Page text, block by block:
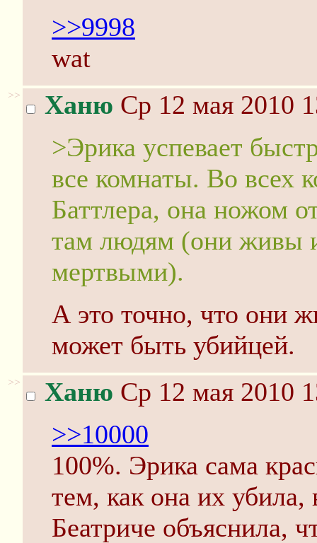
>>9998
wat
>> Ханю Ср 12 мая 2010
>Эрика успевает
все комнаты. Во всех
Баттлера, она ножом
там людям (они живы
мертвыми).
А это точно, что они
может быть убийцей.
>> Ханю Ср 12 мая 2010
>>10000
100%. Эрика сама
тем, как она их
Беатриче объяснила,